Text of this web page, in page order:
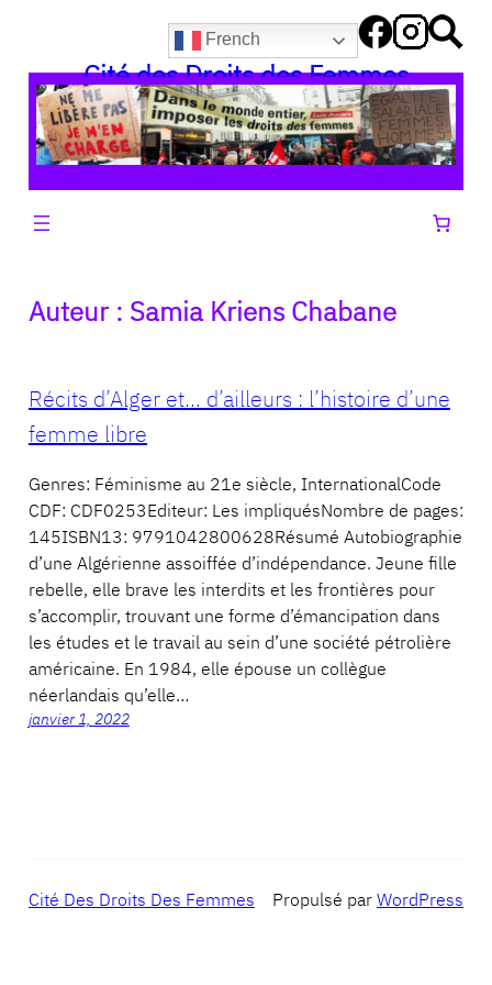
contenu
French
Cité des Droits des Femmes
Auteur : Samia Kriens Chabane
Récits d’Alger et… d’ailleurs : l’histoire d’une
femme libre
Genres: Féminisme au 21e siècle, InternationalCode
CDF: CDF0253Editeur: Les impliquésNombre de pages:
145ISBN13: 9791042800628Résumé Autobiographie
d’une Algérienne assoiffée d’indépendance. Jeune fille
rebelle, elle brave les interdits et les frontières pour
s’accomplir, trouvant une forme d’émancipation dans
les études et le travail au sein d’une société pétrolière
américaine. En 1984, elle épouse un collègue
néerlandais qu’elle…
janvier 1, 2022
Cité Des Droits Des Femmes Propulsé parWordPress